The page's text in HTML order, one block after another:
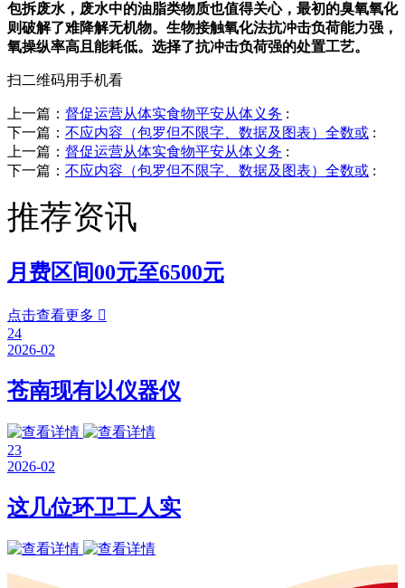
包拆废水，废水中的油脂类物质也值得关心，最初的臭氧氧化
则破解了难降解无机物。生物接触氧化法抗冲击负荷能力强，
氧操纵率高且能耗低。选择了抗冲击负荷强的处置工艺。
扫二维码用手机看
上一篇： 督促运营从体实食物平安从体义务 :
下一篇： 不应内容（包罗但不限字、数据及图表）全数或 :
上一篇： 督促运营从体实食物平安从体义务 :
下一篇： 不应内容（包罗但不限字、数据及图表）全数或 :
推荐资讯
月费区间00元至6500元
点击查看更多 
24
2026-02
苍南现有以仪器仪
23
2026-02
这几位环卫工人实